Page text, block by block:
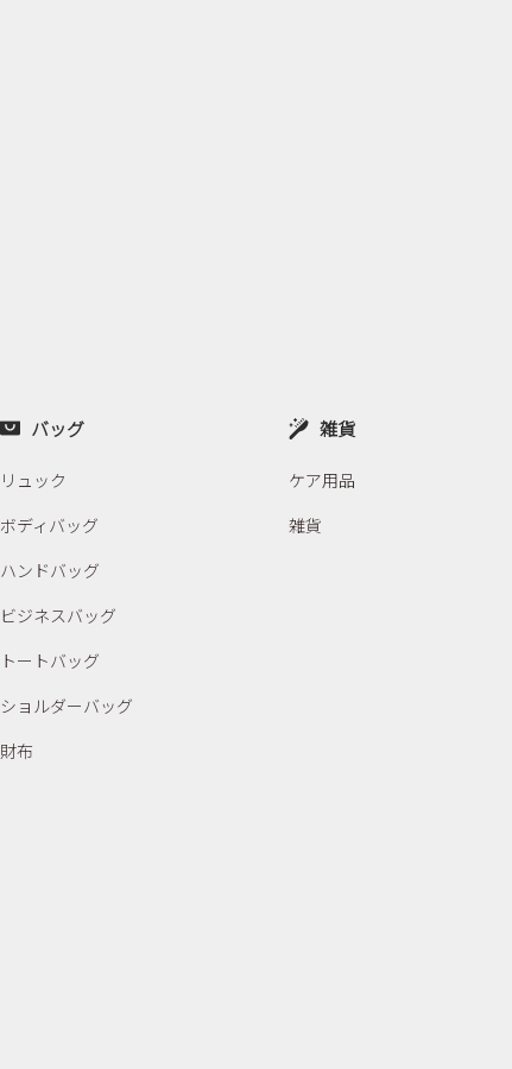
バッグ
リュック
ボディバッグ
ハンドバッグ
ビジネスバッグ
トートバッグ
ショルダーバッグ
財布
雑貨
ケア用品
雑貨